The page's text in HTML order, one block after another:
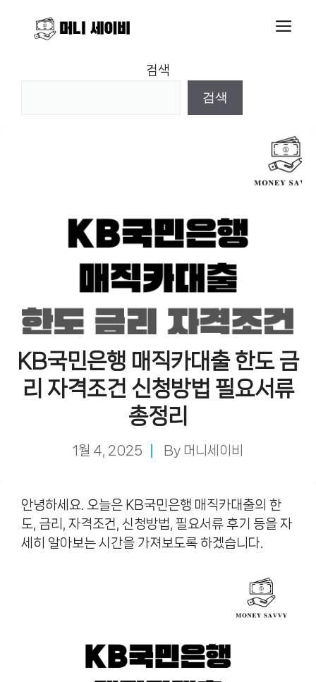
검색
검색
KB국민은행 매직카대출 한도 금
리 자격조건 신청방법 필요서류
총정리
1월 4, 2025 By 머니세이비
안녕하세요. 오늘은 KB국민은행 매직카대출의 한
도, 금리, 자격조건, 신청방법, 필요서류 후기 등을 자
세히 알아보는 시간을 가져보도록 하겠습니다.